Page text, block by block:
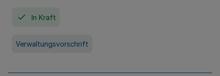
In Kraft
Verwaltungsvorschrift